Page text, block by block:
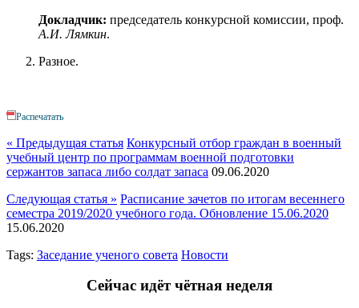
Докладчик: председатель конкурсной комиссии, проф.
А.И. Лямкин.
Разное.
Распечатать
« Предыдущая статья Конкурсный отбор граждан в военный
учебный центр по программам военной подготовки
сержантов запаса либо солдат запаса 09.06.2020
Следующая статья » Расписание зачетов по итогам весеннего
семестра 2019/2020 учебного года. Обновление 15.06.2020
15.06.2020
Tags: Заседание ученого совета Новости
Сейчас идёт чётная неделя